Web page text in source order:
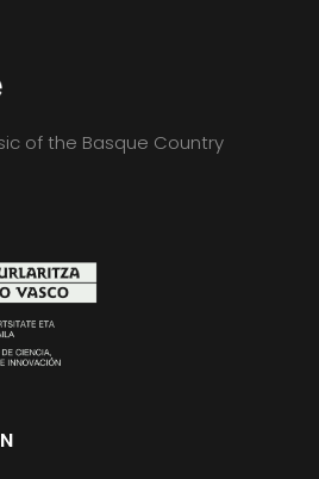
of the Basque Country